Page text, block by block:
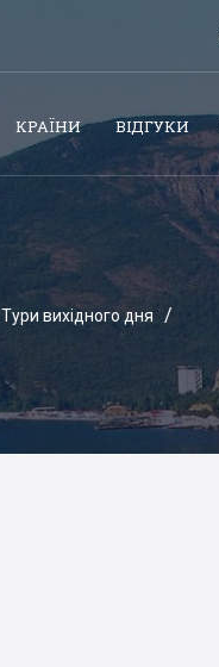
КРАЇНИ ВІДГУКИ
Тури вихідного дня